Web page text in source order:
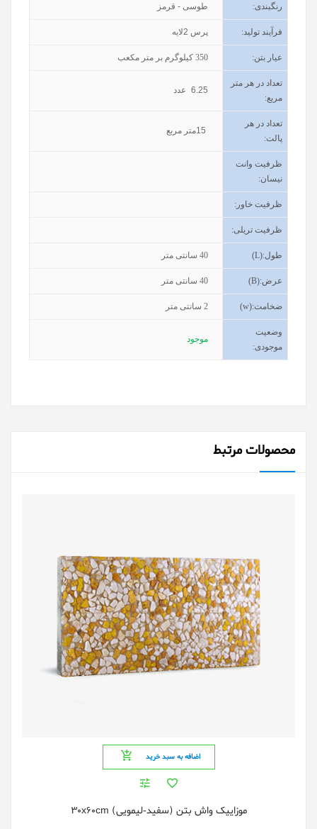
رنگبندی: طوسی - قرمز
فرآیند تولید: پرس 2لایه
عیار بتن:
350 کیلوگرم بر متر مکعب
تعداد در هر متر
مربع:
6.25 عدد
تعداد در هر
پالت:
15متر مربع
ظرفیت وانت
نیسان:
ظرفیت خاور :
ظرفیت تریلی:
طول(L):
40 سانتی متر
عرض(B):
40 سانتی متر
ضخامت(w):
2 سانتی متر
وضعیت
موجودی:
موجود
محصولات مرتبط
اضافه به سبد خرید
موزاییک واش بتن (سفید-لیمویی) 30x60cm